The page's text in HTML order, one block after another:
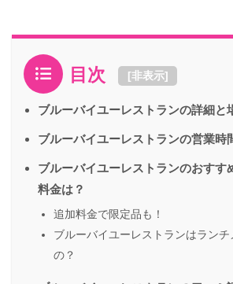
目次 [非表示]
ブルーバイユーレストランの詳細と
ブルーバイユーレストランの営業時
ブルーバイユーレストランのおすす
料金は？
追加料金で限定品も！
ブルーバイユーレストランはランチ
の？